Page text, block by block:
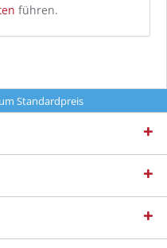
führen.
Standardpreis